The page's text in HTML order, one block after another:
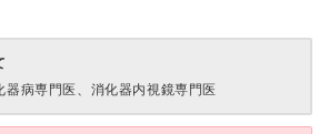
器病専門医、消化器内視鏡専門医